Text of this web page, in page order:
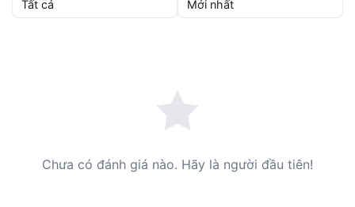
Chưa có đánh giá nào. Hãy là người đầu tiên!